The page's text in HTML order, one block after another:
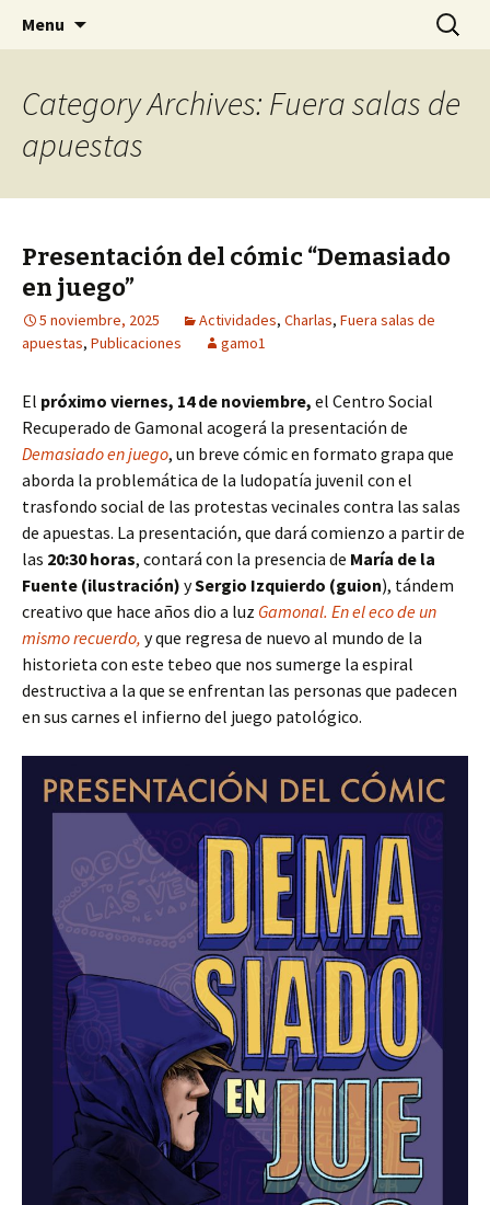
CSR Gamonal
Centro Social Recuperado Gamonal
Menu Buscar:
Category Archives: Fuera salas de
apuestas
Presentación del cómic “Demasiado
en juego”
5 noviembre, 2025 Actividades, Charlas, Fuera salas de
apuestas, Publicaciones gamo1
El próximo viernes, 14 de noviembre, el Centro Social
Recuperado de Gamonal acogerá la presentación de
Demasiado en juego, un breve cómic en formato grapa que
aborda la problemática de la ludopatía juvenil con el
trasfondo social de las protestas vecinales contra las salas
de apuestas. La presentación, que dará comienzo a partir de
las 20:30 horas, contará con la presencia de María de la
Fuente (ilustración) ySergio Izquierdo (guion), tándem
creativo que hace años dio a luz Gamonal. En el eco de un
mismo recuerdo, y que regresa de nuevo al mundo de la
historieta con este tebeo que nos sumerge la espiral
destructiva a la que se enfrentan las personas que padecen
en sus carnes el infierno del juego patológico.